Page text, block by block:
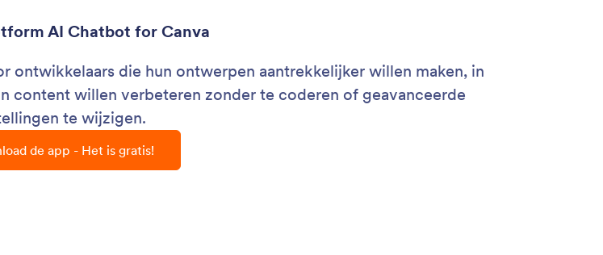
AI Chatbot for Canva
die hun ontwerpen aantrekkelijker willen maken, in
content willen verbeteren zonder te coderen of geavanceerde
te wijzigen.
de app - Het is gratis!